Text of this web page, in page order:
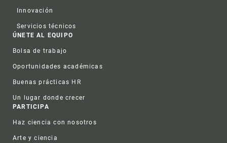
Innovación
Servicios técnicos
ÚNETE AL EQUIPO
Bolsa de trabajo
Oportunidades académicas
Buenas prácticas HR
Un lugar donde crecer
PARTICIPA
Haz ciencia con nosotros
Arte y ciencia